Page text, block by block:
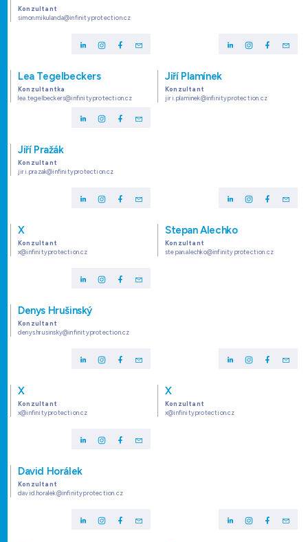
Konzultant
simon.mikulanda@infinityprotection.cz
Lea Tegelbeckers
Konzultantka
lea.tegelbeckers@infinityprotection.cz
Jiří Plamínek
Konzultant
jiri.plaminek@infinityprotection.cz
Jiří Pražák
Konzultant
jiri.prazak@infinityprotection.cz
X
Konzultant
x@infinityprotection.cz
Stepan Alechko
Konzultant
stepan.alechko@infinityprotection.cz
Denys Hrušinský
Konzultant
denys.hrusinsky@infinityprotection.cz
X
Konzultant
x@infinityprotection.cz
X
Konzultant
x@infinityprotection.cz
David Horálek
Konzultant
david.horalek@infinityprotection.cz